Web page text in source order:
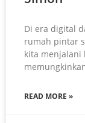
Di era digital
rumah pintar
kita menjalani
READ MORE »